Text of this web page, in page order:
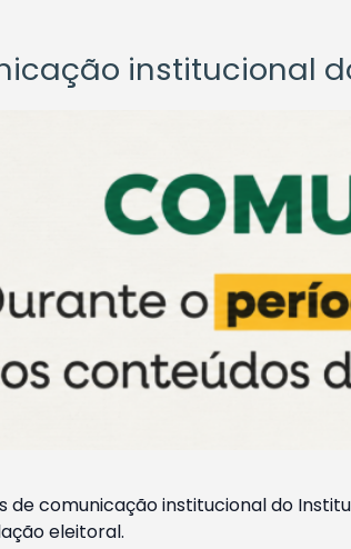
institucional
de comunicação institucional do
eleitoral.